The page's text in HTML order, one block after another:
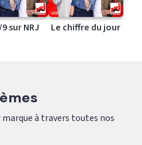
sur NRJ Le chiffre du jour
à travers toutes nos